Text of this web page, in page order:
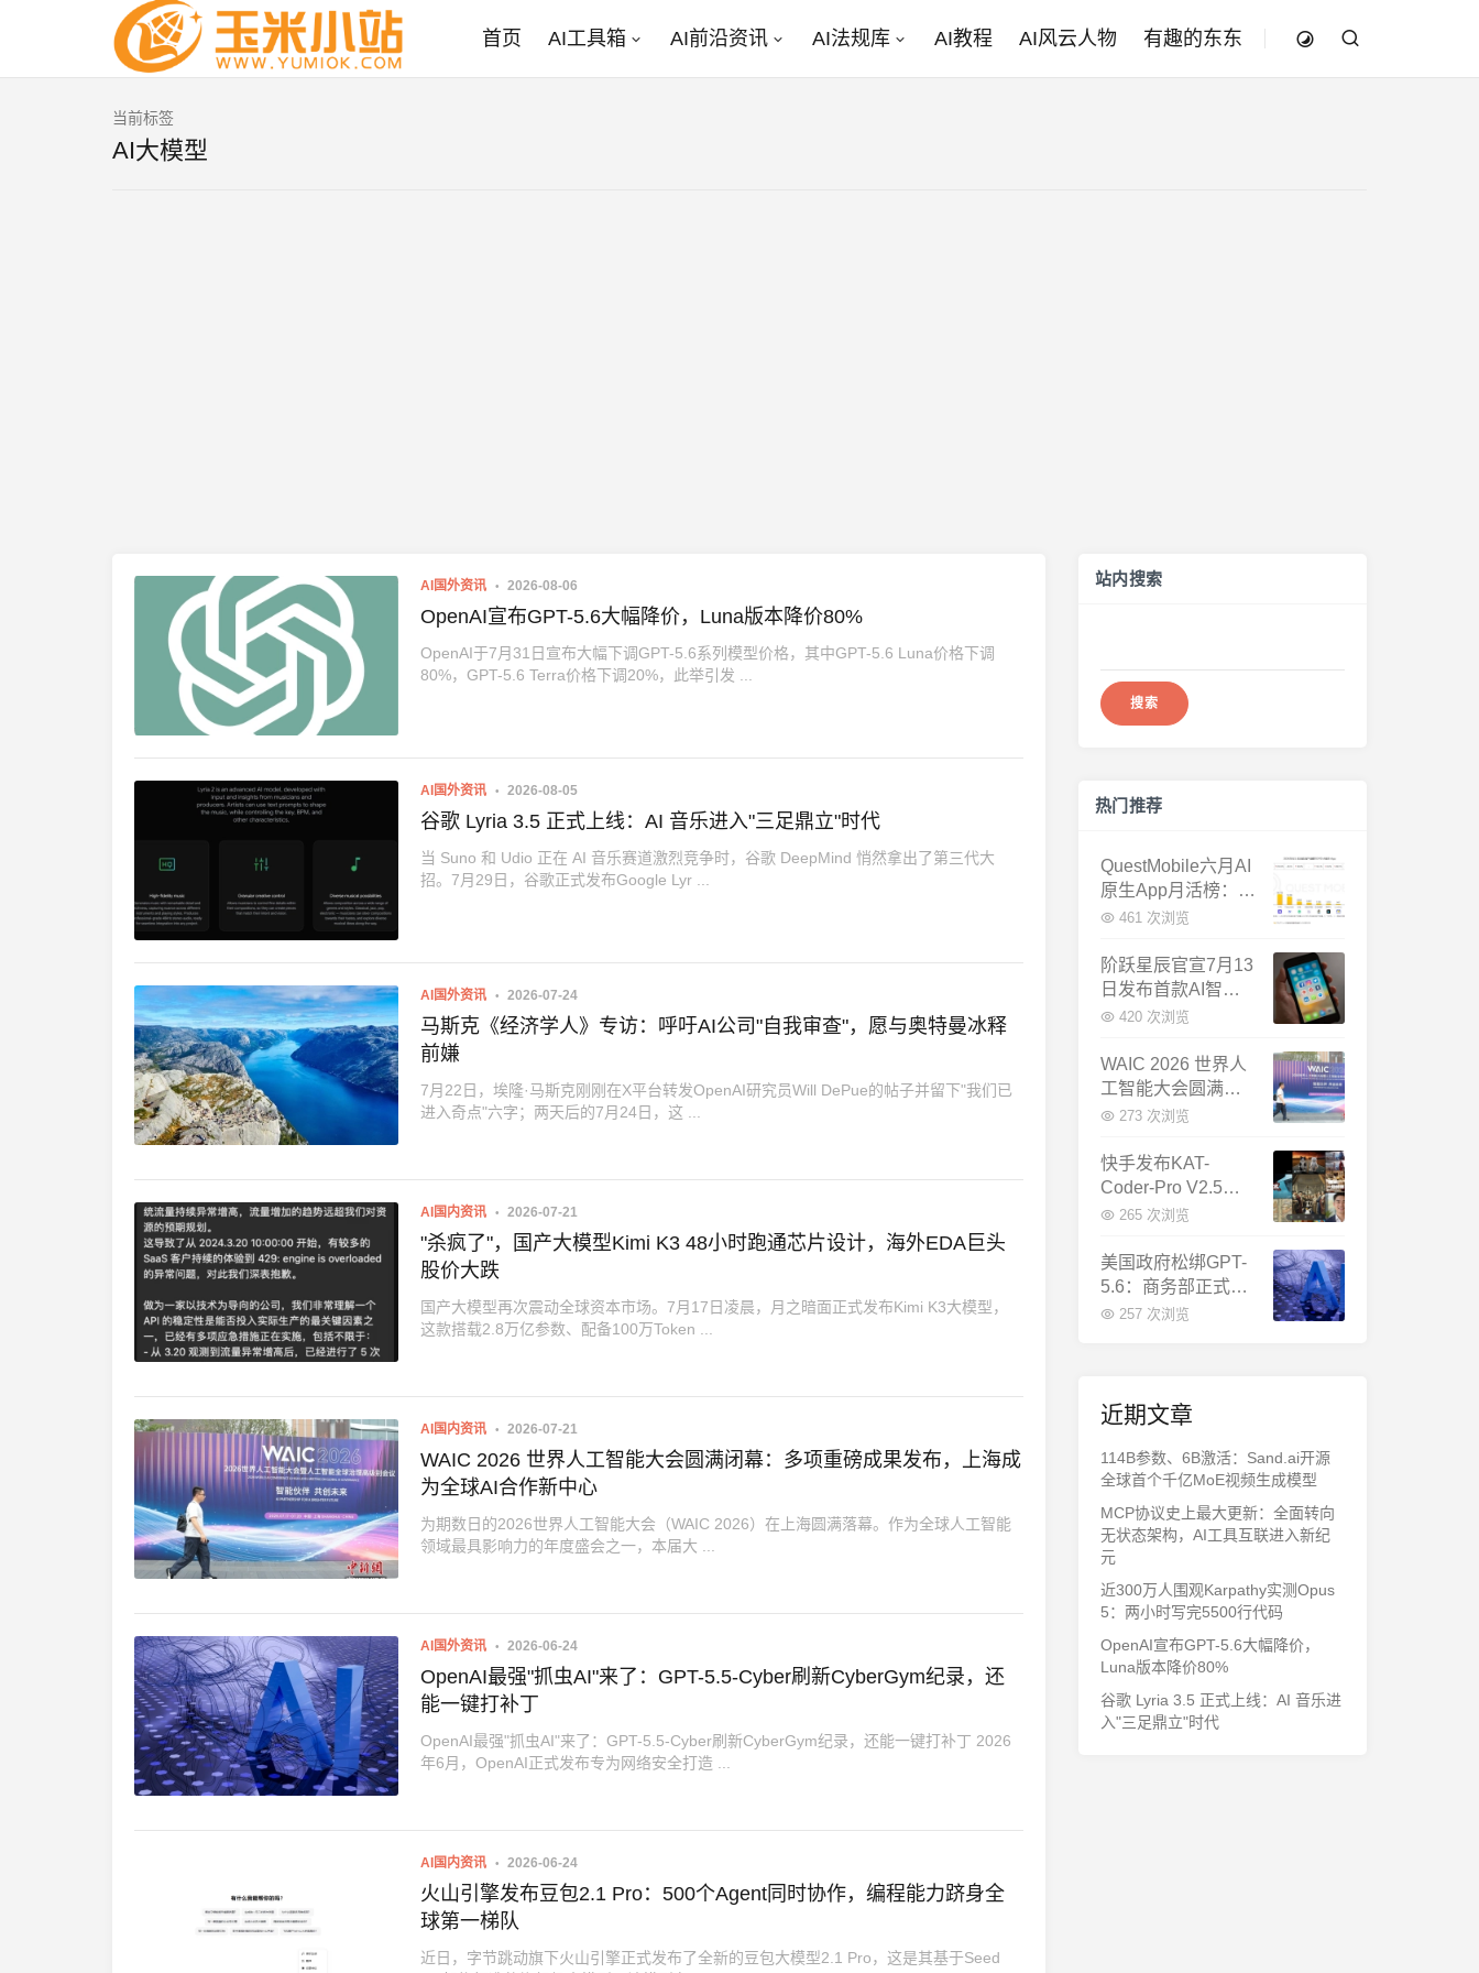
首页 AI工具箱 AI前沿资讯 AI法规库 AI教程 AI风云人物 有趣的东东
当前标签
AI大模型
AI国外资讯 2026-08-06
OpenAI宣布GPT-5.6大幅降价，Luna版本降价80%
OpenAI于7月31日宣布大幅下调GPT-5.6系列模型价格，其中GPT-5.6 Luna价格下调
80%，GPT-5.6 Terra价格下调20%，此举引发 ...
AI国外资讯 2026-08-05
谷歌 Lyria 3.5 正式上线：AI 音乐进入"三足鼎立"时代
当 Suno 和 Udio 正在 AI 音乐赛道激烈竞争时，谷歌 DeepMind 悄然拿出了第三代大
招。7月29日，谷歌正式发布Google Lyr ...
AI国外资讯 2026-07-24
马斯克《经济学人》专访：呼吁AI公司"自我审查"，愿与奥特曼冰释
前嫌
7月22日，埃隆·马斯克刚刚在X平台转发OpenAI研究员Will DePue的帖子并留下"我们已
进入奇点"六字；两天后的7月24日，这 ...
AI国内资讯 2026-07-21
"杀疯了"，国产大模型Kimi K3 48小时跑通芯片设计，海外EDA巨头
股价大跌
国产大模型再次震动全球资本市场。7月17日凌晨，月之暗面正式发布Kimi K3大模型，
这款搭载2.8万亿参数、配备100万Token ...
AI国内资讯 2026-07-21
WAIC 2026 世界人工智能大会圆满闭幕：多项重磅成果发布，上海成
为全球AI合作新中心
为期数日的2026世界人工智能大会（WAIC 2026）在上海圆满落幕。作为全球人工智能
领域最具影响力的年度盛会之一，本届大 ...
AI国外资讯 2026-06-24
OpenAI最强"抓虫AI"来了：GPT-5.5-Cyber刷新CyberGym纪录，还
能一键打补丁
OpenAI最强"抓虫AI"来了：GPT-5.5-Cyber刷新CyberGym纪录，还能一键打补丁 2026
年6月，OpenAI正式发布专为网络安全打造 ...
AI国内资讯 2026-06-24
火山引擎发布豆包2.1 Pro：500个Agent同时协作，编程能力跻身全
球第一梯队
近日，字节跳动旗下火山引擎正式发布了全新的豆包大模型2.1 Pro，这是其基于Seed
站内搜索
热门推荐
QuestMobile六月AI
原生App月活榜：豆
包3.8亿断层第一，
倍
461 次浏览
阶跃星辰官宣7月13
日发布首款AI智能
体终端：大模型公
420 次浏览
WAIC 2026 世界人
工智能大会圆满闭
幕：多项重磅成果
球AI合作新中心
273 次浏览
快手发布KAT-
Coder-Pro V2.5：
首个能端到端跑通
编程模型
265 次浏览
美国政府松绑GPT-
5.6：商务部正式放
行，OpenAI本周全
257 次浏览
近期文章
114B参数、6B激活：Sand.ai开源
全球首个千亿MoE视频生成模型
MCP协议史上最大更新：全面转向
无状态架构，AI工具互联进入新纪
元
近300万人围观Karpathy实测Opus
5：两小时写完5500行代码
OpenAI宣布GPT-5.6大幅降价，
Luna版本降价80%
谷歌 Lyria 3.5 正式上线：AI 音乐进
入"三足鼎立"时代